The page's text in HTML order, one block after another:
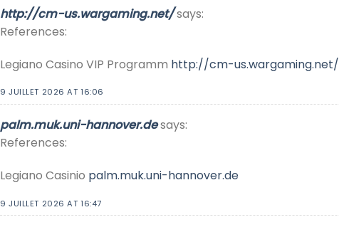
http://cm-us.wargaming.net/says:
References:
Legiano Casino VIP Programm http://cm-us.wargaming.net/
9 JUILLET 2026 AT 16:06
palm.muk.uni-hannover.desays:
References:
Legiano Casinio palm.muk.uni-hannover.de
9 JUILLET 2026 AT 16:47